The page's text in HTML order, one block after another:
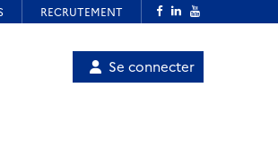
Menu Se connecter